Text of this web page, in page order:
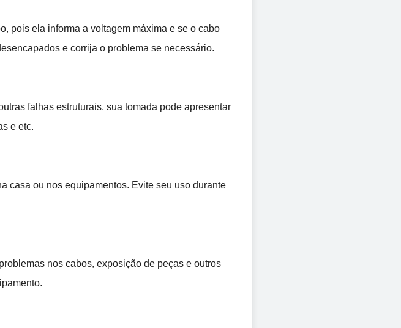
pois ela informa a voltagem máxima e se o cabo
e corrija o problema se necessário.
falhas estruturais, sua tomada pode apresentar
e etc.
casa ou nos equipamentos. Evite seu uso durante
nos cabos, exposição de peças e outros